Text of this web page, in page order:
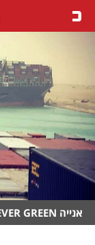
אנייה EVER GREEN תקועה תעלת סואץ